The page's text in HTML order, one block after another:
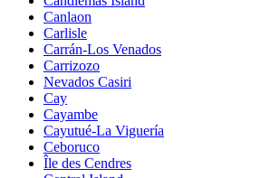
Canlaon
Carlisle
Carrán-Los Venados
Carrizozo
Nevados Casiri
Cay
Cayambe
Cayutué-La Viguería
Ceboruco
Île des Cendres